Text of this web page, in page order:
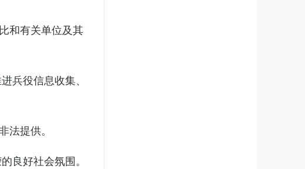
和有关单位及其
兵役信息收集、
提供。
良好社会氛围。